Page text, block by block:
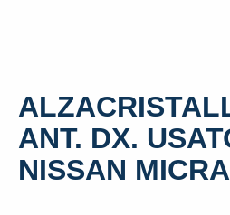
ANT. DX.
NISSAN